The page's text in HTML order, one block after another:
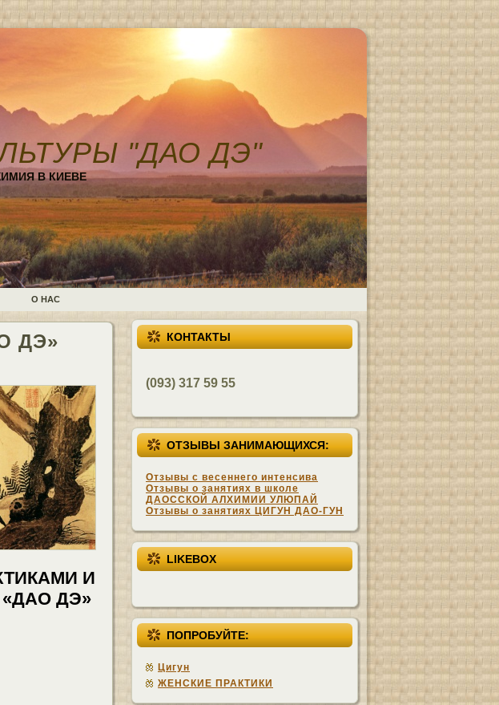
"ДАО ДЭ"
В КИЕВЕ
О НАС
ДЭ»
И
ДЭ»
КОНТАКТЫ
(093) 317 59 55
ОТЗЫВЫ ЗАНИМАЮЩИХСЯ:
Отзывы с весеннего интенсива
Отзывы о занятиях в школе
ДАОССКОЙ АЛХИМИИ УЛЮПАЙ
Отзывы о занятиях ЦИГУН ДАО-ГУН
LIKEBOX
ПОПРОБУЙТЕ:
Цигун
ЖЕНСКИЕ ПРАКТИКИ